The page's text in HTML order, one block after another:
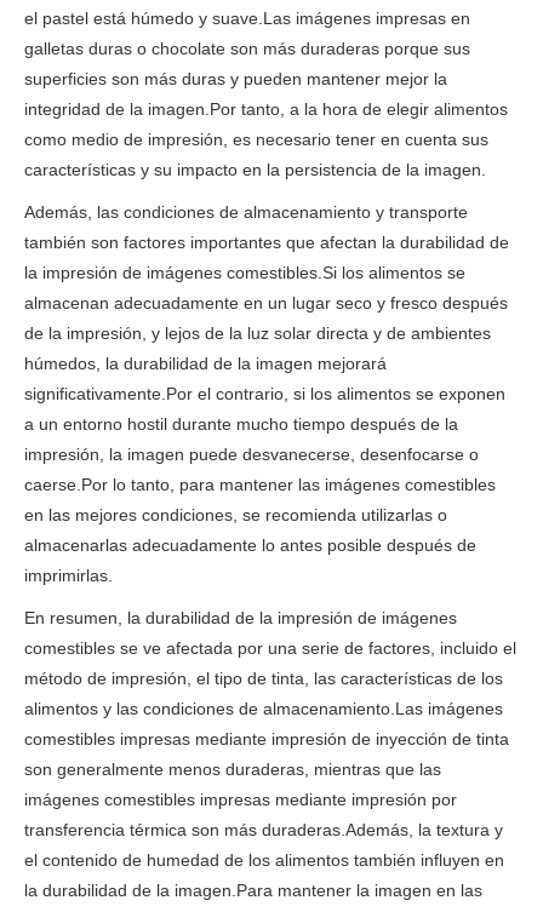
el pastel está húmedo y suave.Las imágenes impresas en
galletas duras o chocolate son más duraderas porque sus
superficies son más duras y pueden mantener mejor la
integridad de la imagen.Por tanto, a la hora de elegir alimentos
como medio de impresión, es necesario tener en cuenta sus
características y su impacto en la persistencia de la imagen.
Además, las condiciones de almacenamiento y transporte
también son factores importantes que afectan la durabilidad de
la impresión de imágenes comestibles.Si los alimentos se
almacenan adecuadamente en un lugar seco y fresco después
de la impresión, y lejos de la luz solar directa y de ambientes
húmedos, la durabilidad de la imagen mejorará
significativamente.Por el contrario, si los alimentos se exponen
a un entorno hostil durante mucho tiempo después de la
impresión, la imagen puede desvanecerse, desenfocarse o
caerse.Por lo tanto, para mantener las imágenes comestibles
en las mejores condiciones, se recomienda utilizarlas o
almacenarlas adecuadamente lo antes posible después de
imprimirlas.
En resumen, la durabilidad de la impresión de imágenes
comestibles se ve afectada por una serie de factores, incluido el
método de impresión, el tipo de tinta, las características de los
alimentos y las condiciones de almacenamiento.Las imágenes
comestibles impresas mediante impresión de inyección de tinta
son generalmente menos duraderas, mientras que las
imágenes comestibles impresas mediante impresión por
transferencia térmica son más duraderas.Además, la textura y
el contenido de humedad de los alimentos también influyen en
la durabilidad de la imagen.Para mantener la imagen en las